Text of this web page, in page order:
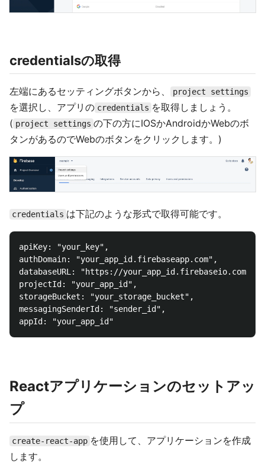
credentialsの取得
左端にあるセッティングボタンから、 project settings
を選択し、アプリの credentials を取得しましょう。
( project settings の下の方にIOSかAndroidかWebのボ
タンがあるのでWebのボタンをクリックします。)
credentials は下記のような形式で取得可能です。
apiKey: "your_key",
authDomain: "your_app_id.firebaseapp.com",
databaseURL: "https://your_app_id.firebaseio.com",
projectId: "your_app_id",
storageBucket: "your_storage_bucket",
messagingSenderId: "sender_id",
Reactアプリケーションのセットアッ
プ
create-react-app を使用して、アプリケーションを作成
します。